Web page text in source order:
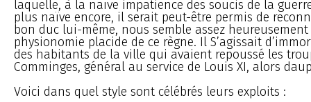
laquelle, à la naïve impatience des soucis de la
plus naïve encore, il serait peut-être permis de
bon duc lui-même, nous semble assez
physionomie placide de ce règne. Il S’agissait
des habitants de la ville qui avaient repoussé les
Comminges, général au service de Louis XI, alors
Voici dans quel style sont célébrés leurs exploits :